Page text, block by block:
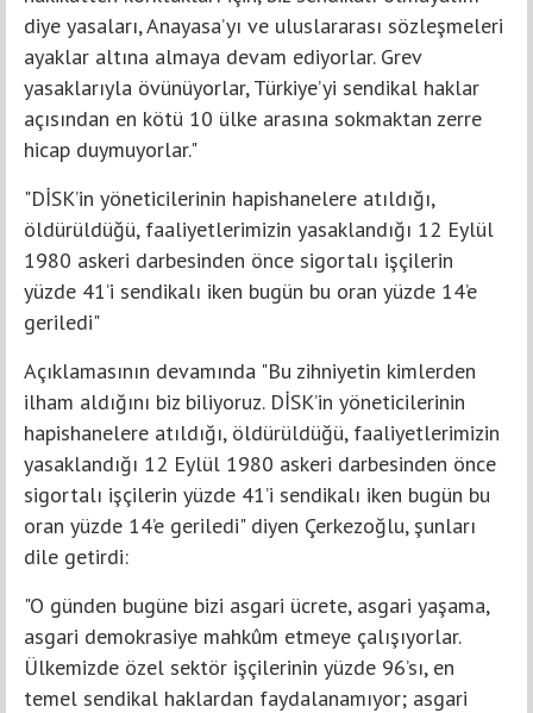
diye yasaları, Anayasa’yı ve uluslararası sözleşmeleri
ayaklar altına almaya devam ediyorlar. Grev
yasaklarıyla övünüyorlar, Türkiye’yi sendikal haklar
açısından en kötü 10 ülke arasına sokmaktan zerre
hicap duymuyorlar."
"DİSK’in yöneticilerinin hapishanelere atıldığı,
öldürüldüğü, faaliyetlerimizin yasaklandığı 12 Eylül
1980 askeri darbesinden önce sigortalı işçilerin
yüzde 41’i sendikalı iken bugün bu oran yüzde 14’e
geriledi"
Açıklamasının devamında "Bu zihniyetin kimlerden
ilham aldığını biz biliyoruz. DİSK’in yöneticilerinin
hapishanelere atıldığı, öldürüldüğü, faaliyetlerimizin
yasaklandığı 12 Eylül 1980 askeri darbesinden önce
sigortalı işçilerin yüzde 41’i sendikalı iken bugün bu
oran yüzde 14’e geriledi" diyen Çerkezoğlu, şunları
dile getirdi:
"O günden bugüne bizi asgari ücrete, asgari yaşama,
asgari demokrasiye mahkûm etmeye çalışıyorlar.
Ülkemizde özel sektör işçilerinin yüzde 96’sı, en
temel sendikal haklardan faydalanamıyor; asgari